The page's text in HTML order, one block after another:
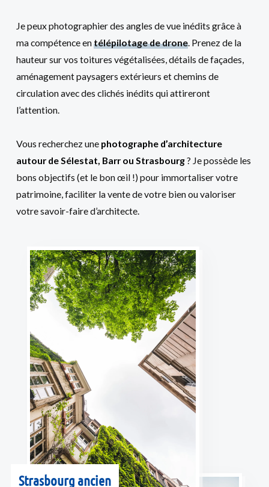
Je peux photographier des angles de vue inédits grâce à
ma compétence entélépilotage de drone. Prenez de la
hauteur sur vos toitures végétalisées, détails de façades,
aménagement paysagers extérieurs et chemins de
circulation avec des clichés inédits qui attireront
l’attention.
Vous recherchez une photographe d’architecture
autour de Sélestat, Barr ou Strasbourg? Je possède les
bons objectifs (et le bon œil !) pour immortaliser votre
patrimoine, faciliter la vente de votre bien ou valoriser
votre savoir-faire d’architecte.
Strasbourg ancien
Strasbourg ancien